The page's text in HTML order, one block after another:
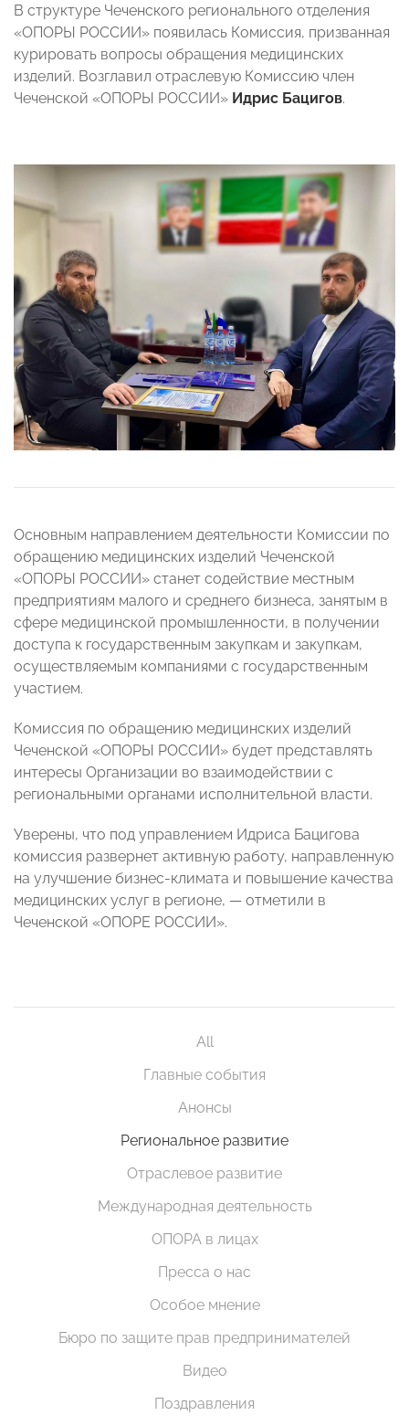
В структуре Чеченского регионального отделения
«ОПОРЫ РОССИИ» появилась Комиссия, призванная
курировать вопросы обращения медицинских
изделий. Возглавил отраслевую Комиссию член
Чеченской «ОПОРЫ РОССИИ» Идрис Бацигов.
Основным направлением деятельности Комиссии по
обращению медицинских изделий Чеченской
«ОПОРЫ РОССИИ» станет содействие местным
предприятиям малого и среднего бизнеса, занятым в
сфере медицинской промышленности, в получении
доступа к государственным закупкам и закупкам,
осуществляемым компаниями с государственным
участием.
Комиссия по обращению медицинских изделий
Чеченской «ОПОРЫ РОССИИ» будет представлять
интересы Организации во взаимодействии с
региональными органами исполнительной власти.
Уверены, что под управлением Идриса Бацигова
комиссия развернет активную работу, направленную
на улучшение бизнес-климата и повышение качества
медицинских услуг в регионе, — отметили в
Чеченской «ОПОРЕ РОССИИ».
All
Главные события
Анонсы
Региональное развитие
Отраслевое развитие
Международная деятельность
ОПОРА в лицах
Пресса о нас
Особое мнение
Бюро по защите прав предпринимателей
Видео
Поздравления